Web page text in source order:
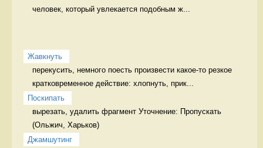
человек, который увлекается подобным ж...
Жавкнуть
перекусить, немного поесть произвести какое-то резкое
кратковременное действие: хлопнуть, прик...
Поскипать
вырезать, удалить фрагмент Уточнение: Пропускать
Джамшутинг